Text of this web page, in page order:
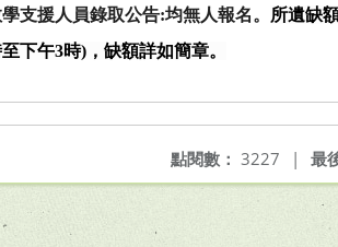
支援人員錄取公告:均無人報名。 所遺缺
至下午3時) ，缺額詳如簡章。
最
點閱數： 3227 |